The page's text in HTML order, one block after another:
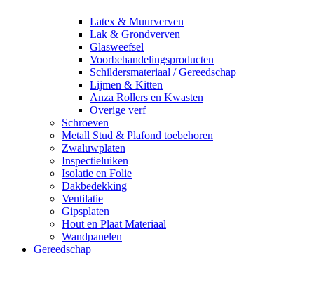
Latex & Muurverven
Lak & Grondverven
Glasweefsel
Voorbehandelingsproducten
Schildersmateriaal / Gereedschap
Lijmen & Kitten
Anza Rollers en Kwasten
Overige verf
Schroeven
Metall Stud & Plafond toebehoren
Zwaluwplaten
Inspectieluiken
Isolatie en Folie
Dakbedekking
Ventilatie
Gipsplaten
Hout en Plaat Materiaal
Wandpanelen
Gereedschap